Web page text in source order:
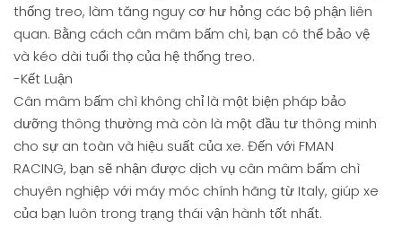
thống treo, làm tăng nguy cơ hư hỏng các bộ phận liên
quan. Bằng cách cân mâm bấm chì, bạn có thể bảo vệ
và kéo dài tuổi thọ của hệ thống treo.
-Kết Luận
Cân mâm bấm chì không chỉ là một biện pháp bảo
dưỡng thông thường mà còn là một đầu tư thông minh
cho sự an toàn và hiệu suất của xe. Đến với FMAN
RACING, bạn sẽ nhận được dịch vụ cân mâm bấm chì
chuyên nghiệp với máy móc chính hãng từ Italy, giúp xe
của bạn luôn trong trạng thái vận hành tốt nhất.